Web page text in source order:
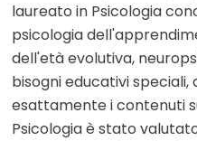
laureato in Psicologia
psicologia
dell'età evolutiva,
bisogni educativi speciali,
esattamente i contenuti
Psicologia è stato